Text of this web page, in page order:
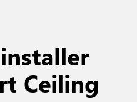
Ceiling